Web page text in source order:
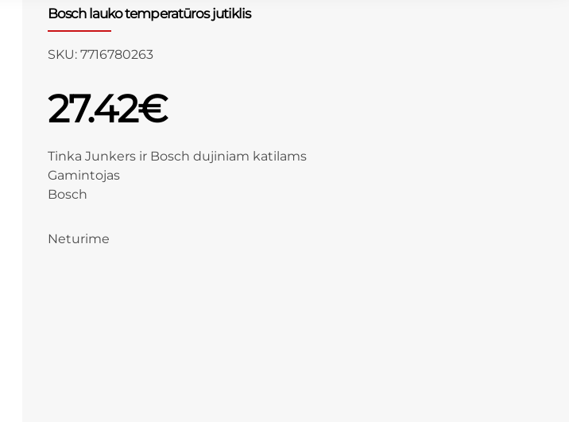
Bosch lauko temperatūros jutiklis
SKU: 7716780263
27.42€
Tinka Junkers ir Bosch dujiniam katilams
Gamintojas
Bosch
Neturime